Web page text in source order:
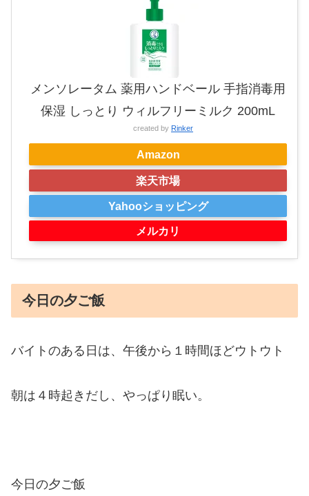
メンソレータム 薬用ハンドベール 手指消毒用
保湿 しっとり ウィルフリーミルク 200mL
created by Rinker
Amazon
楽天市場
Yahooショッピング
メルカリ
今日の夕ご飯
バイトのある日は、午後から１時間ほどウトウト
朝は４時起きだし、やっぱり眠い。
今日の夕ご飯